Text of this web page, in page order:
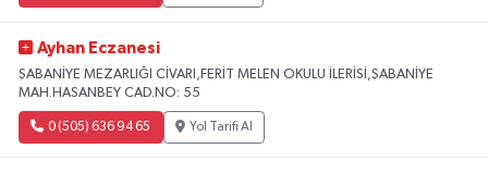
Ayhan Eczanesi
ŞABANİYE MEZARLIĞI CİVARI,FERİT MELEN OKULU İLERİSİ,ŞABANİYE
MAH.HASANBEY CAD.NO: 55
0 (505) 636 94 65 Yol Tarifi Al